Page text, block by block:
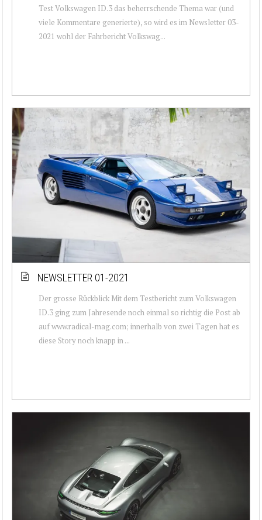
Test Volkswagen ID.3 das beherrschende Thema war (und
viele Kommentare generierte), so wird es im Newsletter 03-
2021 wohl der Fahrbericht Volkswag...
NEWSLETTER 01-2021
Der grosse Rückblick Mit dem Testbericht zum Volkswagen
ID.3 ging zum Jahresende noch einmal so richtig die Post ab
auf www.radical-mag.com; innerhalb von zwei Tagen hat es
diese Story noch knapp in ...